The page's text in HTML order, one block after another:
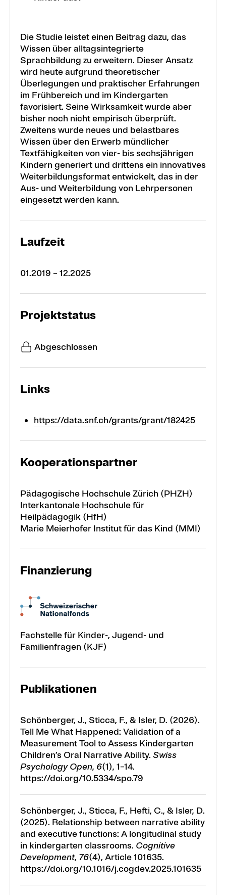
Die Studie leistet einen Beitrag dazu, das
Wissen über alltagsintegrierte
Sprachbildung zu erweitern. Dieser Ansatz
wird heute aufgrund theoretischer
Überlegungen und praktischer Erfahrungen
im Frühbereich und im Kindergarten
favorisiert. Seine Wirksamkeit wurde aber
bisher noch nicht empirisch überprüft.
Zweitens wurde neues und belastbares
Wissen über den Erwerb mündlicher
Textfähigkeiten von vier- bis sechsjährigen
Kindern generiert und drittens ein innovatives
Weiterbildungsformat entwickelt, das in der
Aus- und Weiterbildung von Lehrpersonen
eingesetzt werden kann.
Laufzeit
01.2019 – 12.2025
Projektstatus
Abgeschlossen
Links
https://data.snf.ch/grants/grant/182425
Kooperationspartner
Pädagogische Hochschule Zürich (PHZH)
Interkantonale Hochschule für
Heilpädagogik (HfH)
Marie Meierhofer Institut für das Kind (MMI)
Finanzierung
Fachstelle für Kinder-, Jugend- und
Familienfragen (KJF)
Publikationen
Schönberger, J., Sticca, F., & Isler, D. (2026).
Tell Me What Happened: Validation of a
Measurement Tool to Assess Kindergarten
Children’s Oral Narrative Ability. Swiss
Psychology Open, 6(1), 1–14.
https://doi.org/10.5334/spo.79
Schönberger, J., Sticca, F., Hefti, C., & Isler, D.
(2025). Relationship between narrative ability
and executive functions: A longitudinal study
in kindergarten classrooms. Cognitive
Development, 76(4), Article 101635.
https://doi.org/10.1016/j.cogdev.2025.101635